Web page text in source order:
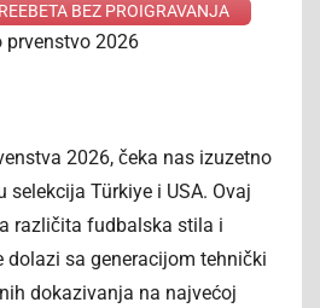
BEZ PROIGRAVANJA
prvenstvo 2026
2026, čeka nas izuzetno
Türkiye i USA. Ovaj
različita fudbalska stila i
dolazi sa generacijom tehnički
dokazivanja na najvećoj